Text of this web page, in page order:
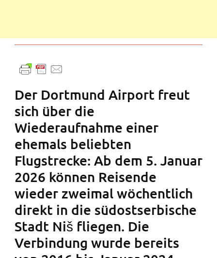
Der Dortmund Airport freut
sich über die
Wiederaufnahme einer
ehemals beliebten
Flugstrecke: Ab dem 5. Januar
2026 können Reisende
wieder zweimal wöchentlich
direkt in die südostserbische
Stadt Niš fliegen. Die
Verbindung wurde bereits